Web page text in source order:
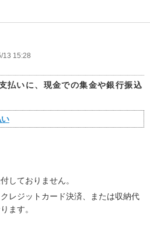
13 15:28
払いに、現金での集金や銀行振込
しておりません。
レジットカード決済、または収納代
ます。